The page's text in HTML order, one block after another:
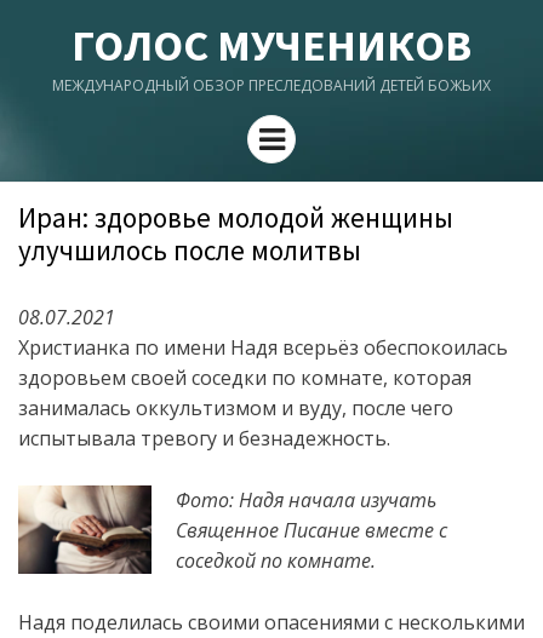
ГОЛОС МУЧЕНИКОВ
МЕЖДУНАРОДНЫЙ ОБЗОР ПРЕСЛЕДОВАНИЙ ДЕТЕЙ БОЖЬИХ
Menu
Иран: здоровье молодой женщины
улучшилось после молитвы
08.07.2021
Христианка по имени Надя всерьёз обеспокоилась
здоровьем своей соседки по комнате, которая
занималась оккультизмом и вуду, после чего
испытывала тревогу и безнадежность.
Фото: Надя начала изучать
Священное Писание вместе с
соседкой по комнате.
Надя поделилась своими опасениями с несколькими